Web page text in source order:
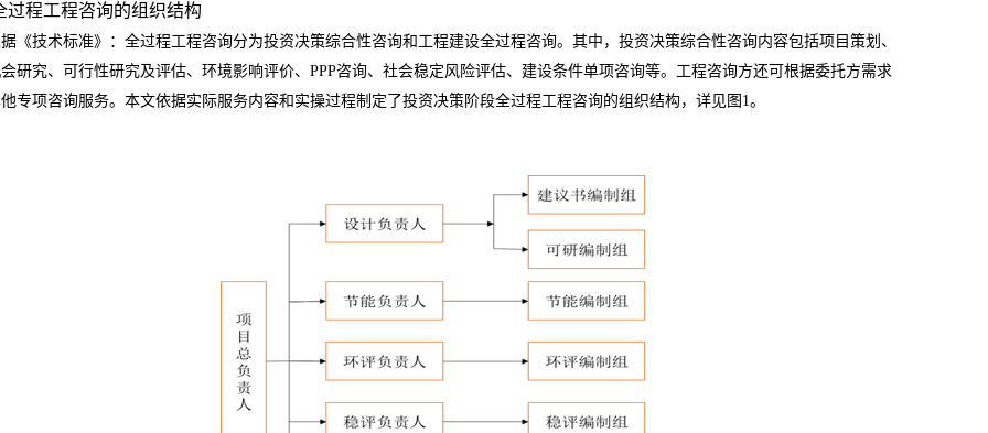
过程工程咨询的组织结构
《技术标准》：全过程工程咨询分为投资决策综合性咨询和工程建设全过程咨询。其中，投资决策综合性咨询内容包括项目策划、
研究、可行性研究及评估、环境影响评价、 PPP咨询、社会稳定风险评估、建设条件单项咨询等。工程咨询方还可根据委托方需求
专项咨询服务。本文依据实际服务内容和实操过程制定了投资决策阶段全过程工程咨询的组织结构，详见图 1。